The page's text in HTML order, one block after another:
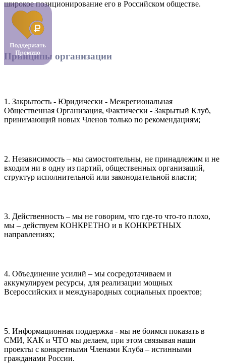
широкое позиционирование его в Российском обществе.
Принципы организации
1. Закрытость - Юридически - Межрегиональная
Общественная Организация, Фактически - Закрытый Клуб,
принимающий новых Членов только по рекомендациям;
2. Независимость – мы самостоятельны, не принадлежим и не
входим ни в одну из партий, общественных организаций,
структур исполнительной или законодательной власти;
3. Действенность – мы не говорим, что где-то что-то плохо,
мы – действуем КОНКРЕТНО и в КОНКРЕТНЫХ
направлениях;
4. Объединение усилий – мы сосредотачиваем и
аккумулируем ресурсы, для реализации мощных
Всероссийских и международных социальных проектов;
5. Информационная поддержка - мы не боимся показать в
СМИ, КАК и ЧТО мы делаем, при этом связывая наши
проекты с конкретными Членами Клуба – истинными
гражданами России.